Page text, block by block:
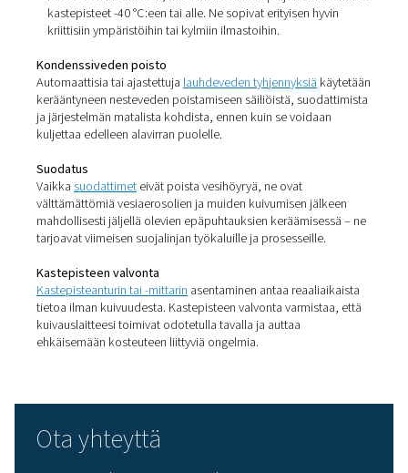
Suodattimet ja kuivaimet
Jakeluputkistot
Loppukäyttötyökalut ja -koneet
Lauhdevettä kertyy usein mataliin kohtiin ja nurkkiin,
vuoksi asianmukainentyhjennysjailmankäsittely
tärkeitä.
Kosteuden poistaminen
paineilmasta
Kuivaimet
Paineilmankuivaimenasentaminen on tehokkain tapa
vesihöyry järjestelmästä. Yleisesti käytetään kahta
kondensoituakseen ja poistaakseen kosteutta. Ne
ihanteellisesti yleiskäyttöön ja saavuttavat tyypillisesti
kastepisteet noin +3 °C:n lämpötilassa.
Absorptiokuivaimet
käyttävät kuivausaineita ilman